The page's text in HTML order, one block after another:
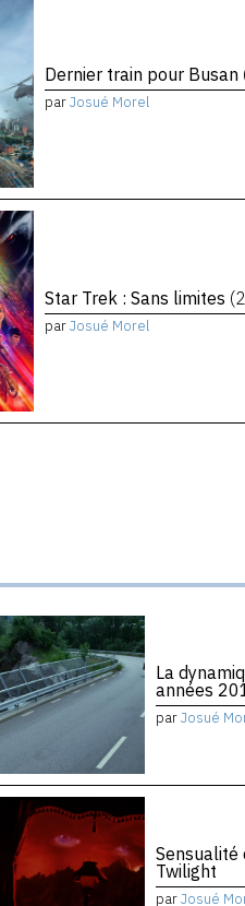
Dernier train pour Busan
parJosué Morel
Star Trek : Sans limites
parJosué Morel
La
années
parJosué
Sensualité
Twilight
parJosué